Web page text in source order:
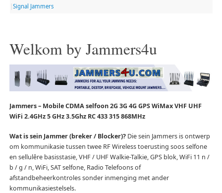
Signal Jammers
Welkom by Jammers4u
Jammers – Mobile CDMA selfoon 2G 3G 4G GPS WiMax VHF UHF
WiFi 2.4GHz 5 GHz 3.5Ghz RC 433 315 868MHz
Wat is sein Jammer (breker / Blocker)?Die sein Jammers is ontwerp
om kommunikasie tussen twee RF Wireless toerusting soos selfone
en sellulêre basisstasie, VHF / UHF Walkie-Talkie, GPS blok, WiFi 11 n /
b / g / n, WiFi, SAT selfone, Radio Telefoons of
afstandbeheerkontroles sonder inmenging met ander
kommunikasiestelsels.